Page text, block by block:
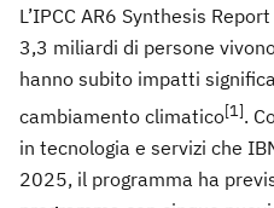
L’IPCC AR6 Synthesis
3,3 miliardi di persone
hanno subito impatti
cambiamento climatico[1].
in tecnologia e servizi che
2025, il programma ha